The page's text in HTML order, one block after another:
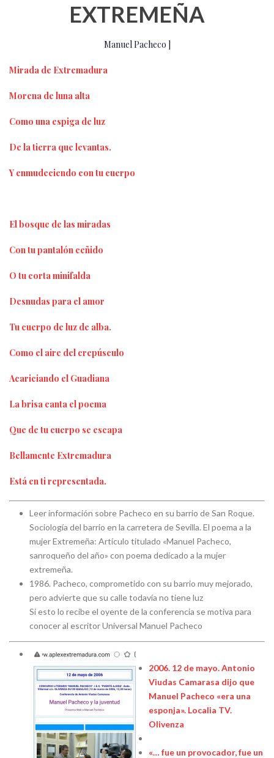
EXTREMEÑA
Manuel Pacheco ]
Mirada de Extremadura
Morena de luna alta
Como una espiga de luz
De la tierra que levantas.
Y enmudeciendo con tu cuerpo
El bosque de las miradas
Con tu pantalón ceñido
O tu corta minifalda
Desnudas para el amor
Tu cuerpo de luz de alba.
Como el aire del crepúsculo
Acariciando el Guadiana
La brisa canta el poema
Que de tu cuerpo se escapa
Bellamente Extremadura
Está en ti representada.
Leer información sobre Pacheco en su barrio de San Roque.
Sociología del barrio en la carretera de Sevilla. El poema a la
mujer Extremeña: Artículo titulado «Manuel Pacheco,
sanroqueño del año» con poema dedicado a la mujer
extremeña.
1986. Pacheco, comprometido con su barrio muy mejorado,
pero advierte que su calle todavía no tiene luz
Si esto lo recibe el oyente de la conferencia se motiva para
conocer al escritor Universal Manuel Pacheco
2006. 12 de mayo. Antonio
Viudas Camarasa dijo que
Manuel Pacheco «era una
esponja». Localia TV.
Olivenza
«… fue un provocador, fue un